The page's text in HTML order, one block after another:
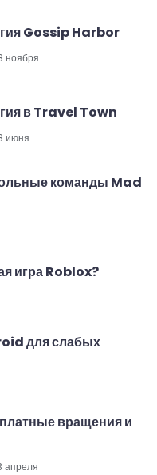
Gossip Harbor
ноября
в Travel Town
июня
команды Mad
игра Roblox?
для слабых
вращения и
апреля